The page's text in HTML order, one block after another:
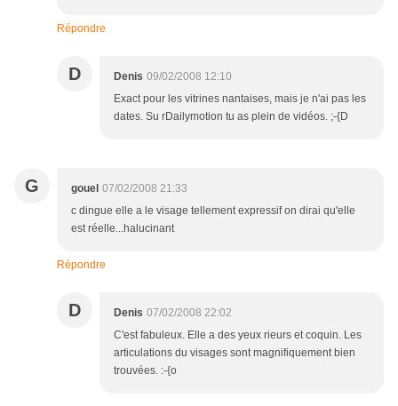
Répondre
D Denis 09/02/2008 12:10
Exact pour les vitrines nantaises, mais je n'ai pas les
dates. Su rDailymotion tu as plein de vidéos. ;-{D
G gouel 07/02/2008 21:33
c dingue elle a le visage tellement expressif on dirai qu'elle
est réelle...halucinant
Répondre
D Denis 07/02/2008 22:02
C'est fabuleux. Elle a des yeux rieurs et coquin. Les
articulations du visages sont magnifiquement bien
trouvées. :-{o